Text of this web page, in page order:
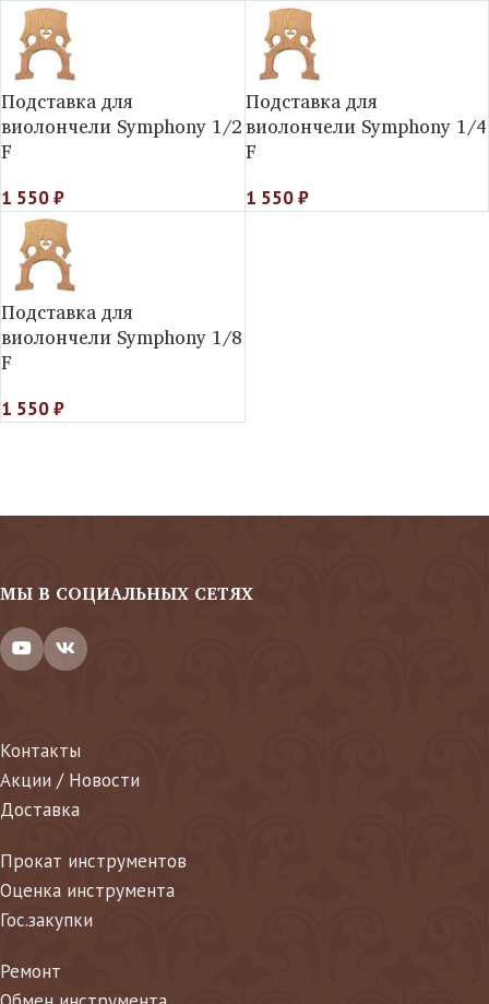
Подставка для
виолончели Symphony 1/2
F
1 550₽
Подставка для
виолончели Symphony 1/4
F
1 550₽
Подставка для
виолончели Symphony 1/8
F
1 550₽
МЫ В СОЦИАЛЬНЫХ СЕТЯХ
Контакты
Акции / Новости
Доставка
Прокат инструментов
Оценка инструмента
Гос.закупки
Ремонт